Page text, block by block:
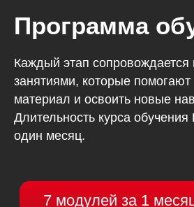
Программа
Каждый этап сопровождается
занятиями, которые помогают
материал и освоить новые
Длительность курса
один месяц.